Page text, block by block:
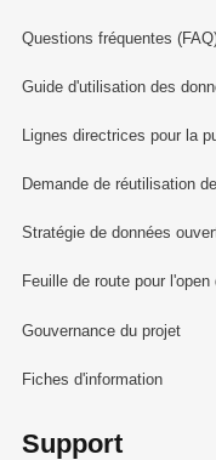
Questions fréquentes
Guide d'utilisation des
Lignes directrices pour la
Demande de réutilisation
Stratégie de données
Feuille de route pour l'open
Gouvernance du projet
Fiches d'information
Support